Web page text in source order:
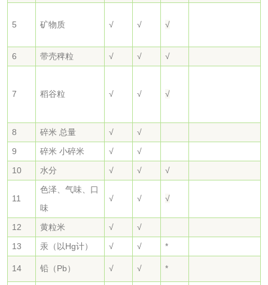
5 矿物质 √ √ √
6 带壳稗粒 √ √ √
7 稻谷粒 √ √ √
8 碎米 总量 √
√
9
碎米 小碎米 √
√
10
水分 √ √ √
11
色泽、气味、口
味
√ √ √
12 黄粒米 √
√
13
汞（以Hg计） √ √ *
14 铅（Pb） √ √ *
磷酸肥料检测
化工助剂检测
化工原料检测 化学品检测
工业用氯化铵检测
颜料油墨